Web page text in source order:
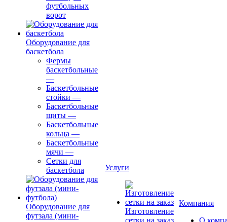
футбольных
ворот
Оборудование для
баскетбола
Фермы
баскетбольные
—
Баскетбольные
стойки —
Баскетбольные
щиты —
Баскетбольные
кольца —
Баскетбольные
мячи —
Сетки для
баскетбола
Оборудование для
футзала (мини-
Услуги
Изготовление
сетки на заказ
Компания
О